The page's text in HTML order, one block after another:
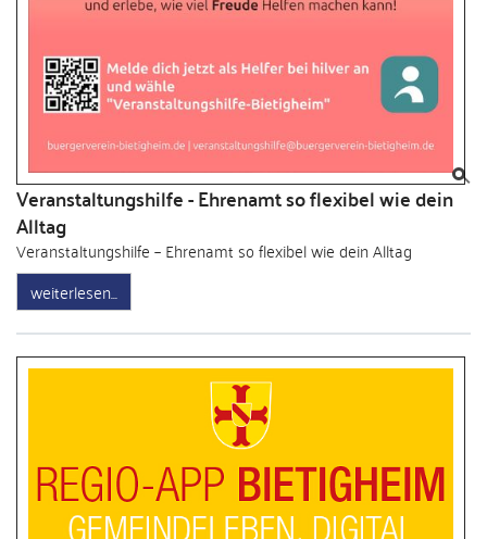
Veranstaltungshilfe - Ehrenamt so flexibel wie dein
Alltag
Veranstaltungshilfe – Ehrenamt so flexibel wie dein Alltag
weiterlesen